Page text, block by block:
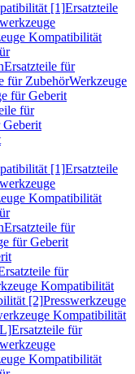
[1]Ersatzteile
Kompatibilität
Ersatzteile für
für ZubehörWerkzeuge
für Geberit
für
Geberit
[1]Ersatzteile
Kompatibilität
Ersatzteile für
für Geberit
für
Kompatibilität
[2]Presswerkzeuge
Kompatibilität
Ersatzteile für
Kompatibilität